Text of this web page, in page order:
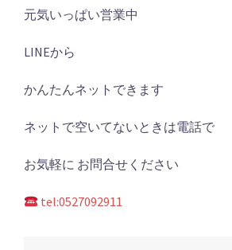
元気いっぱい営業中
LINEから
かんたんネットできます
ネットで空いてないときは電話で
お気軽に お問合せください
tel:0527092911